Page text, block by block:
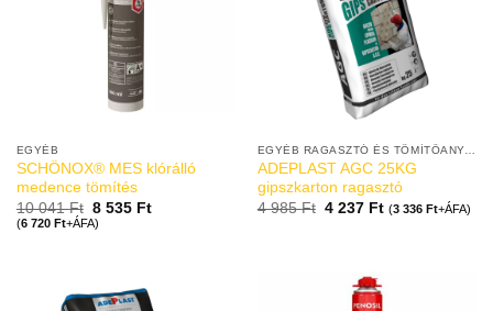
EGYÉB
SCHÖNOX® MES klórálló
medence tömítés
10 041Ft 8 535 Ft
(6 720 Ft+ÁFA)
EGYÉB RAGASZTÓ ÉS TÖMÍTŐANYAGOK
ADEPLAST AGC 25KG
gipszkarton ragasztó
4 985Ft 4 237 Ft (3 336 Ft+ÁFA)